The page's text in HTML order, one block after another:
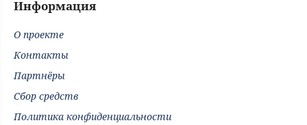
Информация
О проекте
Контакты
Партнёры
Сбор средств
Политика конфиденциальности